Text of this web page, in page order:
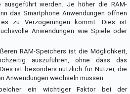
ausgeführt werden. Je höher die RAM-
das Smartphone Anwendungen öffnen
zu Verzögerungen kommt. Dies ist
Anwendungen wie Spiele oder
RAM-Speichers ist die Möglichkeit,
auszuführen, ohne dass das
ist besonders nützlich für Nutzer, die
Anwendungen wechseln müssen.
ein wichtiger Faktor bei der